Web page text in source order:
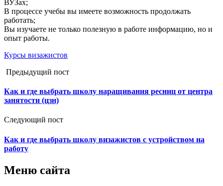
ВУЗах;
В процессе учебы вы имеете возможность продолжать
работать;
Вы изучаете не только полезную в работе информацию, но и
опыт работы.
Курсы визажистов
Предыдущий пост
Как и где выбрать школу наращивания ресниц от центра
занятости (цзн)
Следующий пост
Как и где выбрать школу визажистов с устройством на
работу
Меню сайта